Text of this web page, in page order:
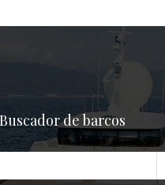
Buscador de barcos